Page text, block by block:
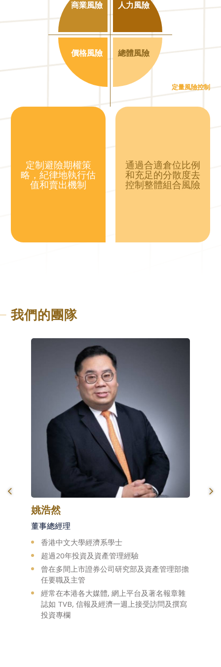
商業風險 人力風險
定制避險期權策
略，紀律地執行估
值和賣出機制
價格風險 總體風險
通過合適倉位比例
和充足的分散度去
控制整體組合風險
定量風險控制
我們的團隊
姚浩然
董事總經理
香港中文大學經濟系學士
超過20年投資及資產管理經驗
曾在多間上市證券公司研究部及資產管理部擔
任要職及主管
經常在本港各大媒體, 網上平台及著名報章雜
誌如 TVB, 信報及經濟一週上接受訪問及撰寫
投資專欄